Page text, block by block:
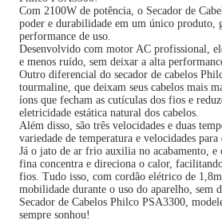
Com 2100W de potência, o Secador de
poder e durabilidade em um único produto,
performance de uso.
Desenvolvido com motor AC profissional,
e menos ruído, sem deixar a alta
Outro diferencial do secador de cabelos
tourmaline, que deixam seus cabelos mais
íons que fecham as cutículas dos fios e
eletricidade estática natural dos cabelos.
Além disso, são três velocidades e duas
variedade de temperatura e velocidades
Já o jato de ar frio auxilia no acabamento, e
fina concentra e direciona o calor,
fios. Tudo isso, com cordão elétrico de
mobilidade durante o uso do aparelho, sem
Secador de Cabelos Philco PSA3300,
sempre sonhou!